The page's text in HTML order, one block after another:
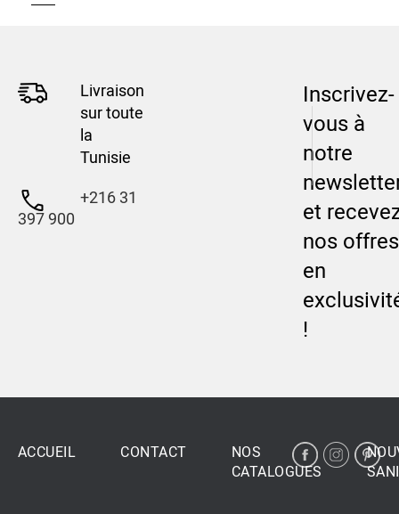
Livraison
sur toute
la
Tunisie
+216 31
397 900
Inscrivez-
vous à
notre
et
nos offres
en
!
ACCUEIL CONTACT
NOS
CATALOGUES